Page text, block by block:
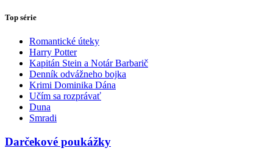
Top série
Romantické úteky
Harry Potter
Kapitán Stein a Notár Barbarič
Denník odvážneho bojka
Krimi Dominika Dána
Učím sa rozprávať
Duna
Smradi
Darčekové poukážky